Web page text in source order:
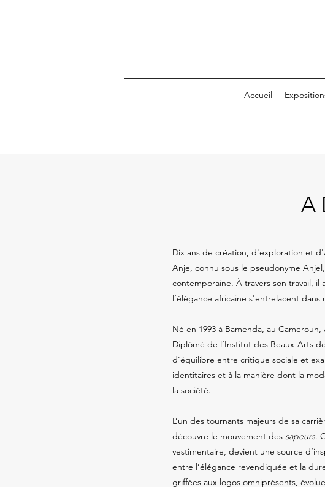
Accueil
A
Dix ans de création, d'exploration et
Anje, connu sous le pseudonyme
contemporaine. À travers son travail,
l’élégance africaine s'entrelacent
Né en 1993 à Bamenda, au
Diplômé de l’Institut des Beaux-Arts
d’équilibre entre critique sociale et
identitaires et à la manière dont la
la société.
L’un des tournants majeurs de sa
découvre le mouvement des sapeurs.
vestimentaire, devient une source
entre l’élégance revendiquée et la
griffées aux logos omniprésents,